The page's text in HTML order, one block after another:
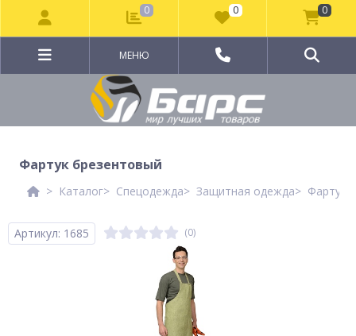
МЕНЮ
Фартук брезентовый
Каталог Спецодежда Защитная одежда
Артикул: 1685 (0)
0 0 0